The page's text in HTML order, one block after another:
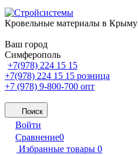
Кровельные материалы в Крыму
Ваш город
Симферополь
+7(978) 224 15 15
+7(978) 224 15 15 розница
+7 (978) 9-800-700 опт
Поиск
Войти
Сравнение0
Избранные товары 0